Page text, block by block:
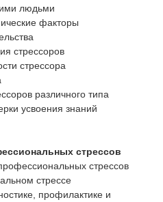
людьми
факторы
стрессоров
стрессора
различного типа
усвоения знаний
стрессов
стрессов
стрессе
профилактике и